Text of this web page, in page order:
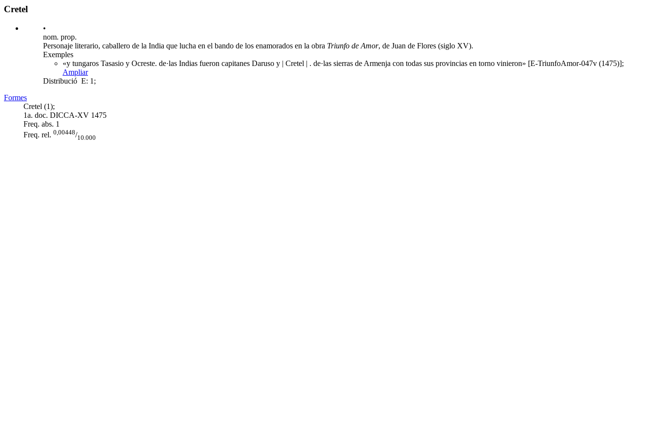
Cretel
•
nom. prop.
Personaje literario, caballero de la India que lucha en el bando de los enamorados en la obra Triunfo de Amor, de Juan de Flores (siglo XV).
Exemples
«y tungaros Tasasio y Ocreste. de·las Indias fueron capitanes Daruso y | Cretel | . de·las sierras de Armenja con todas sus provincias en torno vinieron» [E-TriunfoAmor-047v (1475)];
Ampliar
Distribució E: 1;
Formes
Cretel (1);
1a. doc. DICCA-XV 1475
Freq. abs. 1
Freq. rel. 0,00448/10.000